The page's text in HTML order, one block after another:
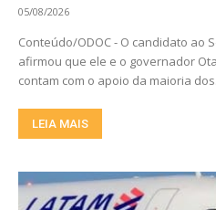
05/08/2026
Conteúdo/ODOC - O candidato ao
afirmou que ele e o governador
contam com o apoio da maioria
LEIA MAIS